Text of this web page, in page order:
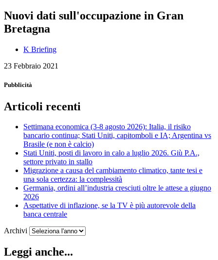
Nuovi dati sull'occupazione in Gran
Bretagna
K Briefing
23 Febbraio 2021
Pubblicità
Articoli recenti
Settimana economica (3-8 agosto 2026): Italia, il risiko
bancario continua; Stati Uniti, capitomboli e IA; Argentina vs
Brasile (e non è calcio)
Stati Uniti, posti di lavoro in calo a luglio 2026. Giù P.A.,
settore privato in stallo
Migrazione a causa del cambiamento climatico, tante tesi e
una sola certezza: la complessità
Germania, ordini all’industria cresciuti oltre le attese a giugno
2026
Aspettative di inflazione, se la TV è più autorevole della
banca centrale
Archivi
Leggi anche...